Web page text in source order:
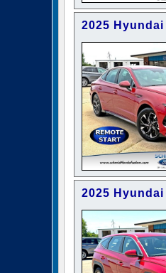
2025
2025